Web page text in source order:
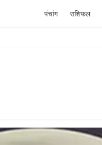
पंचांग राशिफल